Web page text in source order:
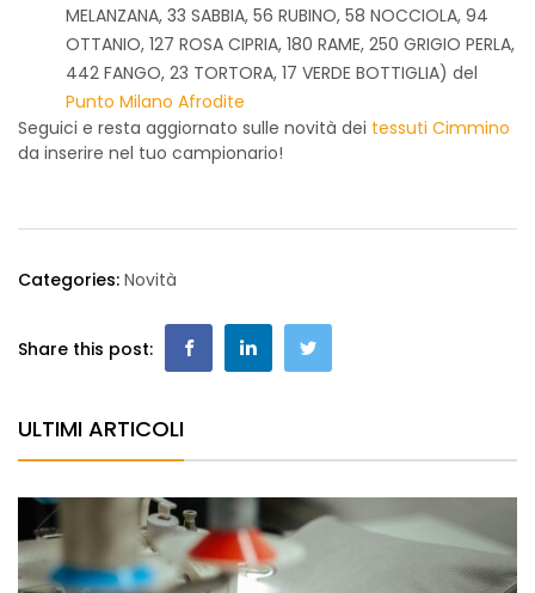
MELANZANA, 33 SABBIA, 56 RUBINO, 58 NOCCIOLA, 94
OTTANIO, 127 ROSA CIPRIA, 180 RAME, 250 GRIGIO PERLA,
442 FANGO, 23 TORTORA, 17 VERDE BOTTIGLIA) del
Punto Milano Afrodite
Seguici e resta aggiornato sulle novità dei tessuti Cimmino
da inserire nel tuo campionario!
Categories: Novità
Share this post:
ULTIMI ARTICOLI